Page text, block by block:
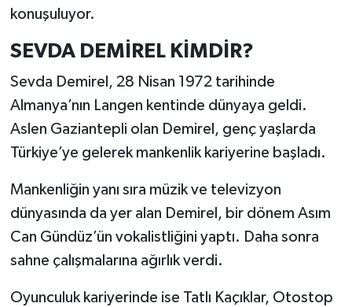
konuşuluyor.
SEVDA DEMİREL KİMDİR?
Sevda Demirel, 28 Nisan 1972 tarihinde
Almanya’nın Langen kentinde dünyaya geldi.
Aslen Gaziantepli olan Demirel, genç yaşlarda
Türkiye’ye gelerek mankenlik kariyerine başladı.
Mankenliğin yanı sıra müzik ve televizyon
dünyasında da yer alan Demirel, bir dönem Asım
Can Gündüz’ün vokalistliğini yaptı. Daha sonra
sahne çalışmalarına ağırlık verdi.
Oyunculuk kariyerinde ise Tatlı Kaçıklar, Otostop